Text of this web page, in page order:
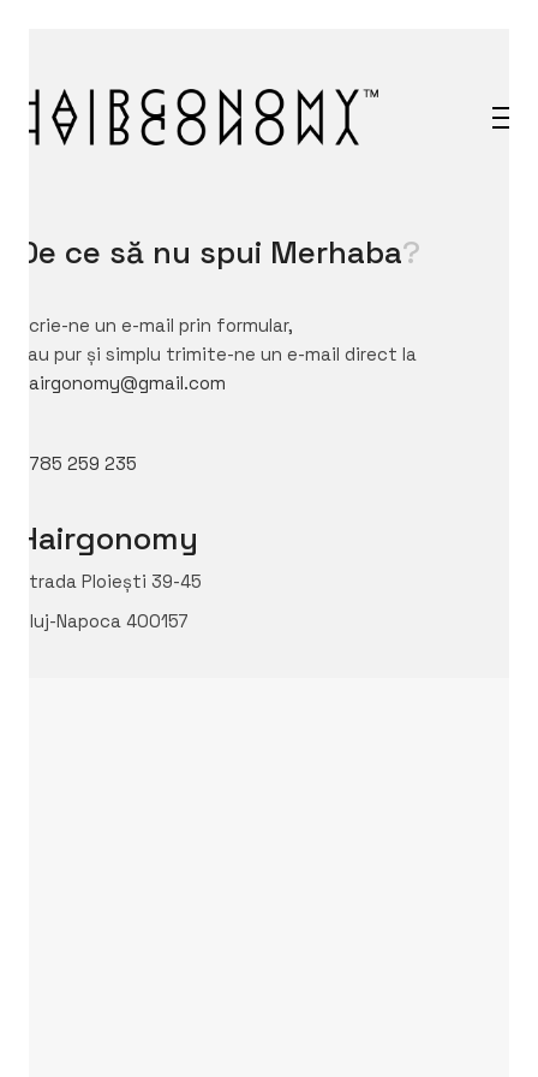
De ce să nu spui Merhaba?
Scrie-ne un e-mail prin formular,
sau pur și simplu trimite-ne un e-mail direct la
hairgonomy@gmail.com
0785 259 235
Hairgonomy
Strada Ploiești 39-45
Cluj-Napoca 400157